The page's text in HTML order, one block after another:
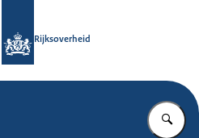
Rijksoverheid